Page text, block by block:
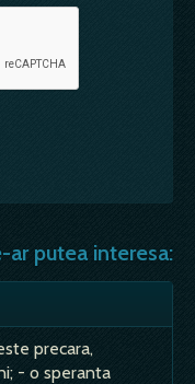
putea interesa:
precara,
- o speranta